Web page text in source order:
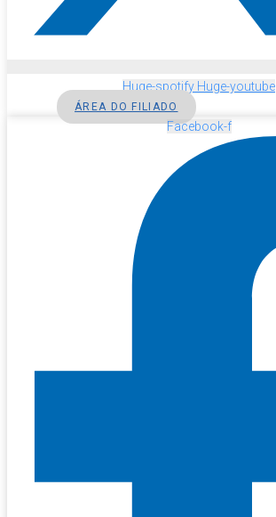
Huge-spotify Huge-youtube
ÁREA DO FILIADO
Facebook-f